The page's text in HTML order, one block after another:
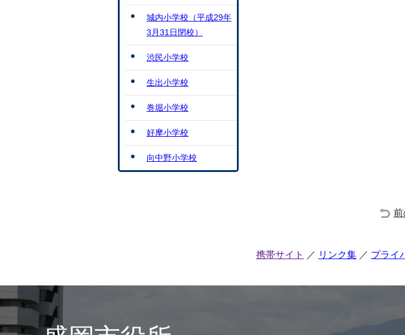
城内小学校（平成29年
3月31日閉校）
渋民小学校
生出小学校
巻堀小学校
好摩小学校
向中野小学校
前
携帯サイト リンク集 プライ